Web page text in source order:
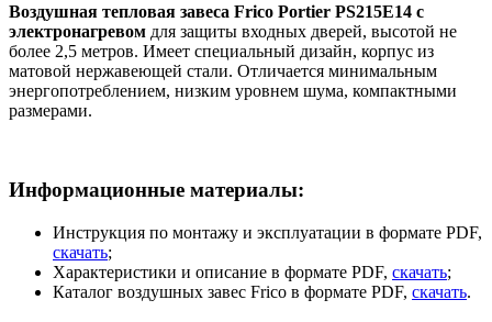
Воздушная тепловая завеса Frico Portier PS215E14 с
электронагревом для защиты входных дверей, высотой не
более 2,5 метров. Имеет специальный дизайн, корпус из
матовой нержавеющей стали. Отличается минимальным
энергопотреблением, низким уровнем шума, компактными
размерами.
Информационные материалы:
Инструкция по монтажу и эксплуатации в формате PDF,
скачать;
Характеристики и описание в формате PDF, скачать;
Каталог воздушных завес Frico в формате PDF, скачать.